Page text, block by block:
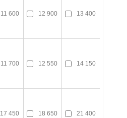
11 600 12 900 13 400
11 700 12 550 14 150
17 450 18 650 21 400